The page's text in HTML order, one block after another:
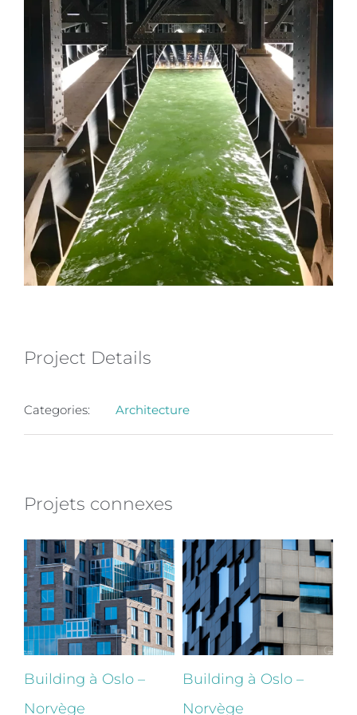
Project Details
Categories: Architecture
Projets connexes
Building à Oslo –
Norvège
Building à Oslo –
Norvège